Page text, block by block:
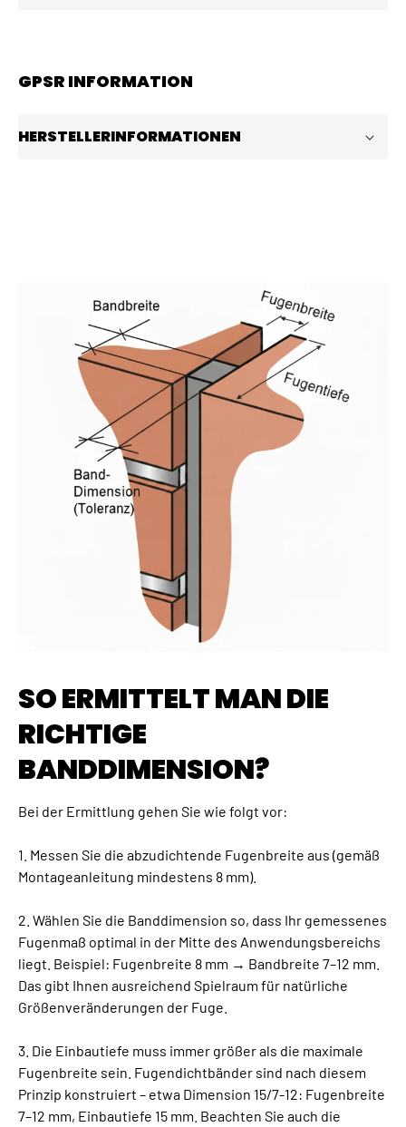
GPSR INFORMATION
HERSTELLERINFORMATIONEN
SO ERMITTELT MAN DIE
RICHTIGE
BANDDIMENSION?
Bei der Ermittlung gehen Sie wie folgt vor:
1. Messen Sie die abzudichtende Fugenbreite aus (gemäß
Montageanleitung mindestens 8 mm).
2. Wählen Sie die Banddimension so, dass Ihr gemessenes
Fugenmaß optimal in der Mitte des Anwendungsbereichs
liegt. Beispiel: Fugenbreite 8 mm → Bandbreite 7–12 mm.
Das gibt Ihnen ausreichend Spielraum für natürliche
Größenveränderungen der Fuge.
3. Die Einbautiefe muss immer größer als die maximale
Fugenbreite sein. Fugendichtbänder sind nach diesem
Prinzip konstruiert – etwa Dimension 15/7-12: Fugenbreite
7–12 mm, Einbautiefe 15 mm. Beachten Sie auch die